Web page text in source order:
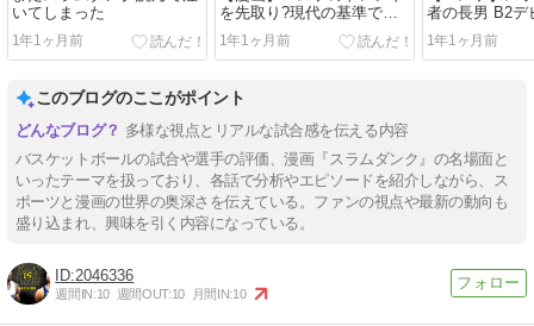
いてしまった
1年1ヶ月前
を先取り?現代の基準でも
凄すぎた『スラムダンク』
のスーパープレー
1年1ヶ月前
者の長男 B2デ
んだプロの第
観衆4000人が
1年1ヶ月前
このブログのここがポイント
多様な視点とリアルな試合感を伝える内容
バスケットボールの試合や選手の評価、漫画『スラムダンク』の名場面と
いったテーマを扱っており、各話で分析やエピソードを紹介しながら、ス
ポーツと漫画の世界の奥深さを伝えている。ファンの視点や最新の動向も
盛り込まれ、興味を引く内容になっている。
2046336
週間IN:10 週間OUT:10 月間IN:10